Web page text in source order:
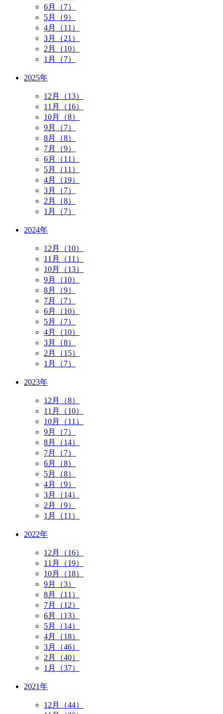
6月（7）
5月（9）
4月（11）
3月（21）
2月（10）
1月（7）
2025年
12月（13）
11月（16）
10月（8）
9月（7）
8月（8）
7月（9）
6月（11）
5月（11）
4月（19）
3月（7）
2月（8）
1月（7）
2024年
12月（10）
11月（11）
10月（13）
9月（10）
8月（9）
7月（7）
6月（10）
5月（7）
4月（10）
3月（8）
2月（15）
1月（7）
2023年
12月（8）
11月（10）
10月（11）
9月（7）
8月（14）
7月（7）
6月（8）
5月（8）
4月（9）
3月（14）
2月（9）
1月（11）
2022年
12月（16）
11月（19）
10月（18）
9月（3）
8月（11）
7月（12）
6月（13）
5月（14）
4月（18）
3月（46）
2月（40）
1月（37）
2021年
12月（44）